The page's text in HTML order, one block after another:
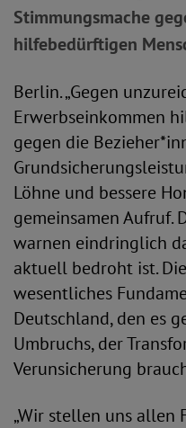
Stimmungsmache
hilfebedürftigen
Berlin. „Gegen
Erwerbseinkommen
gegen die
Löhne und bessere
gemeinsamen Aufruf.
warnen eindringlich
aktuell bedroht ist.
wesentliches
Deutschland, den es
Umbruchs, der
Verunsicherung
„Wir stellen uns allen